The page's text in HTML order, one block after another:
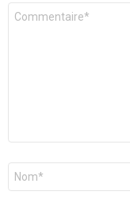
Commentaire
Nom